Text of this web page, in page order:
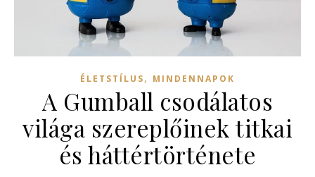
ÉLETSTÍLUS, MINDENNAPOK
A Gumball csodálatos
világa szereplőinek titkai
és háttértörténete